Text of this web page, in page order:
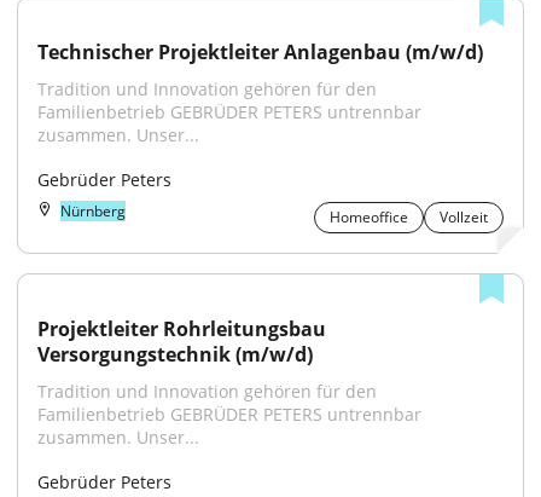
Technischer Projektleiter Anlagenbau (m/w/d)
Tradition und Innovation gehören für den
Familienbetrieb GEBRÜDER PETERS untrennbar
zusammen. Unser...
Gebrüder Peters
Nürnberg Homeoffice Vollzeit
Projektleiter Rohrleitungsbau
Versorgungstechnik (m/w/d)
Tradition und Innovation gehören für den
Familienbetrieb GEBRÜDER PETERS untrennbar
zusammen. Unser...
Gebrüder Peters